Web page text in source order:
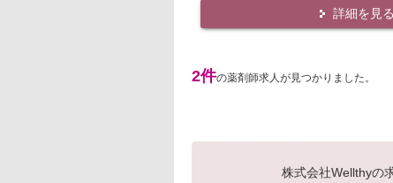
詳細を見る
2件の薬剤師求人が見つかりました。
株式会社Wellthyの